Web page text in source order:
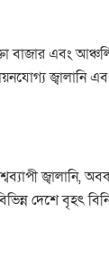
বাজার এবং
জ্বালানি,
দেশে বৃহৎ